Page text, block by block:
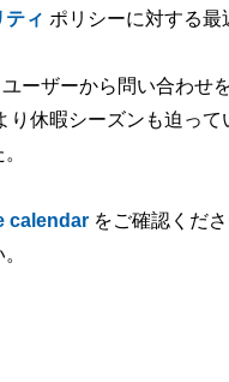
ティ ポリシーに対する最
ーザーから問い合わせ
休暇シーズンも迫っ
calendar をご確認くだ